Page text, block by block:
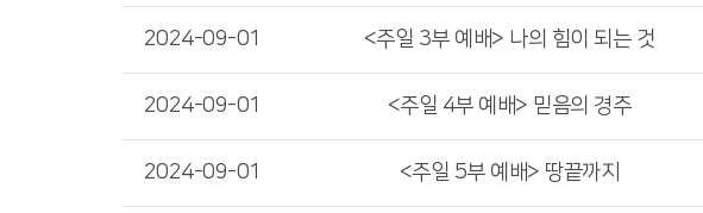
2024-09-01 <주일 3부 예배> 나의 힘이 되는 것
2024-09-01 <주일 4부 예배> 믿음의 경주
2024-09-01 <주일 5부 예배> 땅끝까지